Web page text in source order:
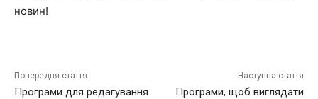
новин!
Попередня стаття
Програми для редагування
Наступна стаття
Програми, щоб виглядати